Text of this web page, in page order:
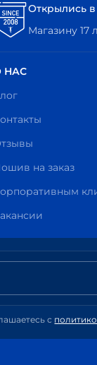
Открылись
Магазину 17
НАС
на заказ
с